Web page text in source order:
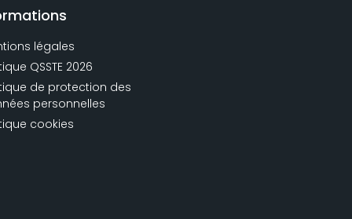
légales
QSSTE 2026
de protection des
personnelles
cookies